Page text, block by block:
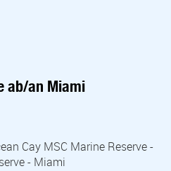
ab/an Miami
Cay MSC Marine Reserve -
- Miami